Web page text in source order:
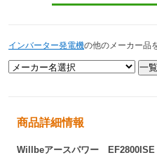
インバーター発電機の他のメーカー品
商品詳細情報
Willbeアースパワー